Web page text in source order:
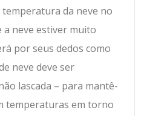
temperatura da neve no
a neve estiver muito
por seus dedos como
neve deve ser
lascada – para mantê-
temperaturas em torno